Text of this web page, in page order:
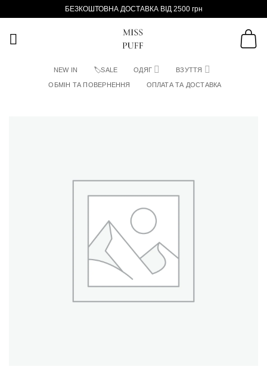
БЕЗКОШТОВНА ДОСТАВКА ВІД 2500 грн
NEW IN 🏷SALE ОДЯГ ВЗУТТЯ
ОБМІН ТА ПОВЕРНЕННЯ ОПЛАТА ТА ДОСТАВКА